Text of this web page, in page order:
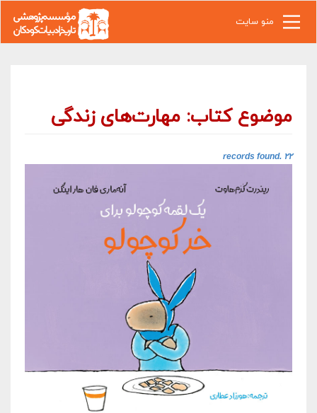
منو سایت
موضوع کتاب: مهارت‌های زندگی
۲۲ records found.‎